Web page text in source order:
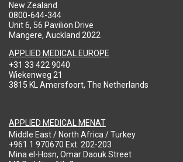
New Zealand
0800-644-344
Unit 6, 56 Pavilion Drive
Mangere, Auckland 2022
APPLIED MEDICAL EUROPE
+31 33 422 9040
Wiekenweg 21
3815 KL Amersfoort, The Netherlands
APPLIED MEDICAL MENAT
Middle East / North Africa / Turkey
+961 1 970670 Ext: 202-203
Mina el-Hosn, Omar Daouk Street